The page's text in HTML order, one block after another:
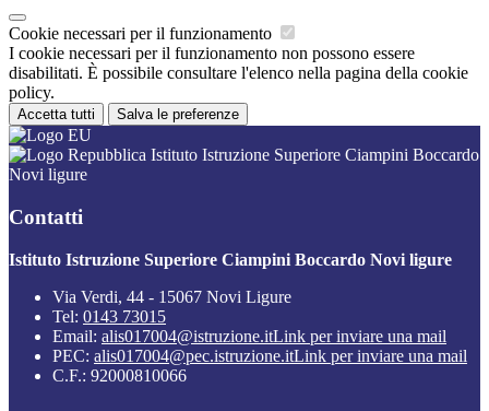
Cookie necessari per il funzionamento
I cookie necessari per il funzionamento non possono essere
disabilitati. È possibile consultare l'elenco nella pagina della cookie
policy.
Accetta tutti Salva le preferenze
Istituto Istruzione Superiore Ciampini Boccardo
Novi ligure
Contatti
Istituto Istruzione Superiore Ciampini Boccardo Novi ligure
Via Verdi, 44 - 15067 Novi Ligure
Tel: 0143 73015
Email: alis017004@istruzione.itLink per inviare una mail
PEC: alis017004@pec.istruzione.itLink per inviare una mail
C.F.: 92000810066